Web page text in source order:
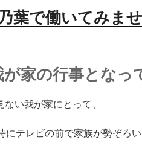
が家の行事となっ
ない我が家にとって、
にテレビの前で家族が勢ぞろ